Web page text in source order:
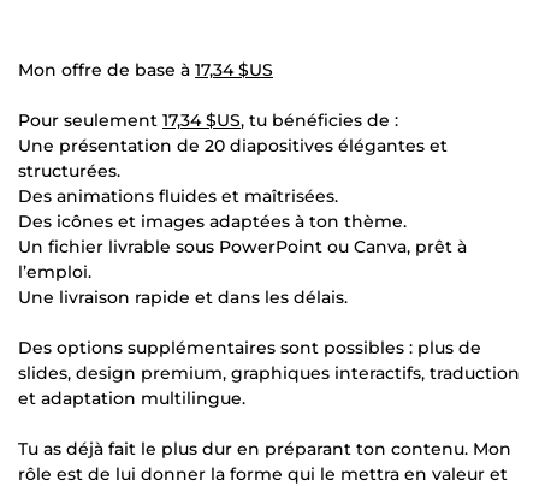
Mon offre de base à 17,34 $US
Pour seulement 17,34 $US, tu bénéficies de :
Une présentation de 20 diapositives élégantes et
structurées.
Des animations fluides et maîtrisées.
Des icônes et images adaptées à ton thème.
Un fichier livrable sous PowerPoint ou Canva, prêt à
l’emploi.
Une livraison rapide et dans les délais.
Des options supplémentaires sont possibles : plus de
slides, design premium, graphiques interactifs, traduction
et adaptation multilingue.
Tu as déjà fait le plus dur en préparant ton contenu. Mon
rôle est de lui donner la forme qui le mettra en valeur et